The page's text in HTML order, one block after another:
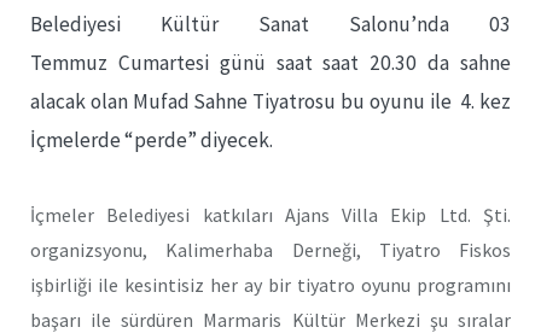
Belediyesi Kültür Sanat Salonu’nda 03
Temmuz Cumartesi günü saat saat 20.30 da sahne
alacak olan Mufad Sahne Tiyatrosu bu oyunu ile 4. kez
İçmelerde “perde” diyecek.
İçmeler Belediyesi katkıları Ajans Villa Ekip Ltd. Şti.
organizsyonu, Kalimerhaba Derneği, Tiyatro Fiskos
işbirliği ile kesintisiz her ay bir tiyatro oyunu programını
başarı ile sürdüren Marmaris Kültür Merkezi şu sıralar